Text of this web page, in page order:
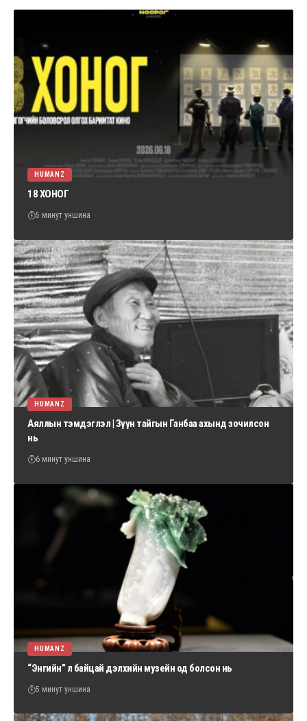
Humanz
ТОМЧУУДААС АСУУЯ #29 СГЗ С.ЦОГТБАЯР
Humanz
ТОМЧУУДААС АСУУЯ #28 ХУУЛЬЧ
Г.ЭРДЭНЭБАТ
Humanz
HUMANZ
18 ХОНОГ
5 минут уншина
HUMANZ
Аяллын тэмдэглэл | Зүүн тайгын Ганбаа ахынд зочилсон
нь
6 минут уншина
HUMANZ
“Энгийн” л байцай дэлхийн музейн од болсон нь
5 минут уншина